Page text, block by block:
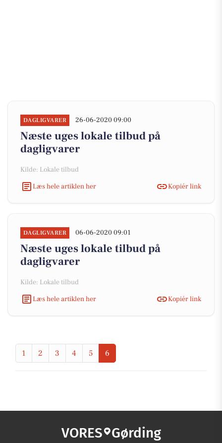
DAGLIGVARER 26-06-2020 09:00
Næste uges lokale tilbud på
dagligvarer
Kilde: Lokale tilbud
Læs hele artiklen her
Kopiér link
DAGLIGVARER 06-06-2020 09:01
Næste uges lokale tilbud på
dagligvarer
Kilde: Lokale tilbud
Læs hele artiklen her
Kopiér link
1 2 3 4 5 6
VORES Gørding